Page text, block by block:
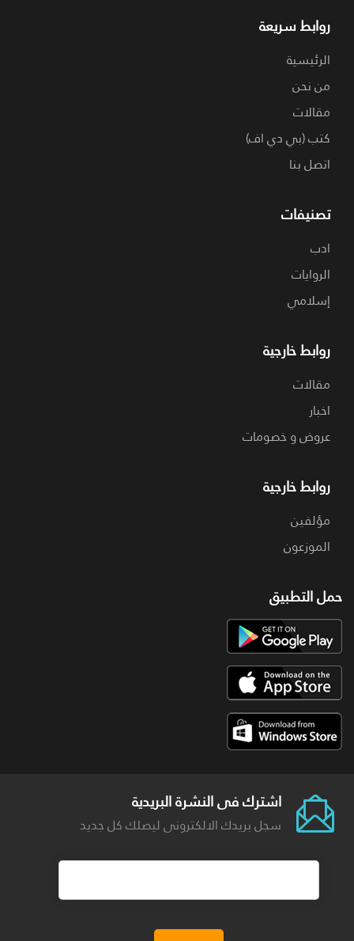
روابط سريعة
الرئيسية
من نحن
مقالات
كتب (بي دي اف)
اتصل بنا
تصنيفات
ادب
الروايات
إسلامي
روابط خارجية
مقالات
اخبار
عروض و خصومات
روابط خارجية
مؤلفين
الموزعون
حمل التطبيق
اشترك فى النشرة البريدية
سجل بريدك الالكترونى ليصلك كل جديد